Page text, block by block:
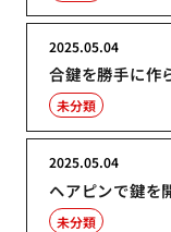
合鍵を勝手に作
2025.05.04
未分類
ヘアピンで鍵を
2025.05.04
未分類